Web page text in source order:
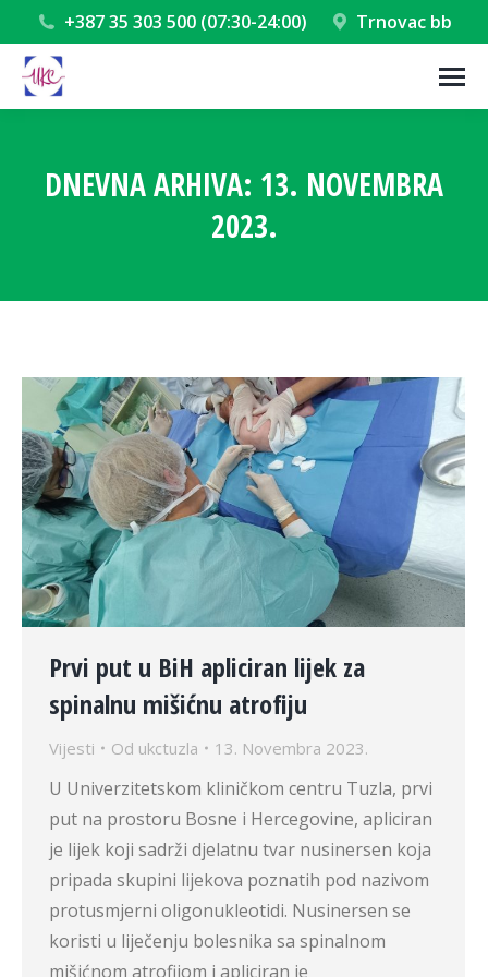
+387 35 303 500 (07:30-24:00) Trnovac bb
DNEVNA ARHIVA: 13. NOVEMBRA
2023.
Prvi put u BiH apliciran lijek za
spinalnu mišićnu atrofiju
Vijesti Od ukctuzla 13. Novembra 2023.
U Univerzitetskom kliničkom centru Tuzla, prvi
put na prostoru Bosne i Hercegovine, apliciran
je lijek koji sadrži djelatnu tvar nusinersen koja
pripada skupini lijekova poznatih pod nazivom
protusmjerni oligonukleotidi. Nusinersen se
koristi u liječenju bolesnika sa spinalnom
mišićnom atrofijom i apliciran je